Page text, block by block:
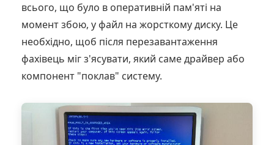
всього, що було в оперативній пам'яті на
момент збою, у файл на жорсткому диску. Це
необхідно, щоб після перезавантаження
фахівець міг з'ясувати, який саме драйвер або
компонент "поклав" систему.